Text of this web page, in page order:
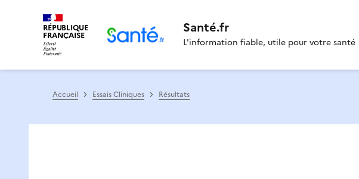
RÉPUBLIQUE
FRANÇAISE Santé.fr
L'information fiable, utile pour votre santé
Accueil Essais Cliniques Résultats